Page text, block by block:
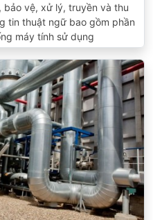
vệ, xử lý, truyền và thu
tin thuật ngữ bao gồm phần
máy tính sử dụng